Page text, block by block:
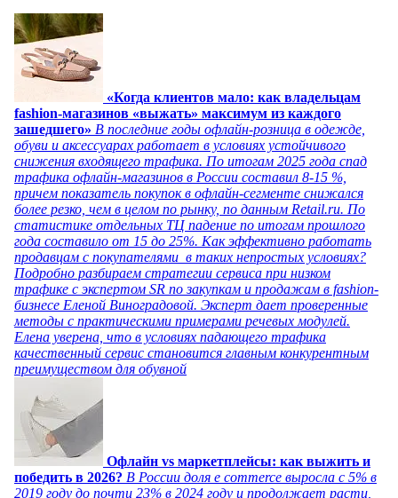
«Когда клиентов мало: как владельцам
fashion-магазинов «выжать» максимум из каждого
зашедшего» В последние годы офлайн-розница в одежде,
обуви и аксессуарах работает в условиях устойчивого
снижения входящего трафика. По итогам 2025 года спад
трафика офлайн-магазинов в России составил 8-15 %,
причем показатель покупок в офлайн-сегменте снижался
более резко, чем в целом по рынку, по данным Retail.ru. По
статистике отдельных ТЦ падение по итогам прошлого
года составило от 15 до 25%. Как эффективно работать
продавцам с покупателями в таких непростых условиях?
Подробно разбираем стратегии сервиса при низком
трафике с экспертом SR по закупкам и продажам в fashion-
бизнесе Еленой Виноградовой. Эксперт дает проверенные
методы с практическими примерами речевых модулей.
Елена уверена, что в условиях падающего трафика
качественный сервис становится главным конкурентным
преимуществом для обувной
Офлайн vs маркетплейсы: как выжить и
победить в 2026? В России доля e commerce выросла с 5% в
2019 году до почти 23% в 2024 году и продолжает расти,